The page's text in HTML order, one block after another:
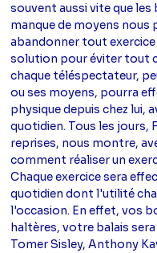
souvent aussi vite que
manque de moyens nous
abandonner tout exercice
solution pour éviter tout
chaque téléspectateur,
ou ses moyens, pourra
physique depuis chez lui,
quotidien. Tous les jours,
reprises, nous montre,
comment réaliser un
Chaque exercice sera
quotidien dont l'utilité
l'occasion. En effet, vos
haltères, votre balais
Tomer Sisley, Anthony